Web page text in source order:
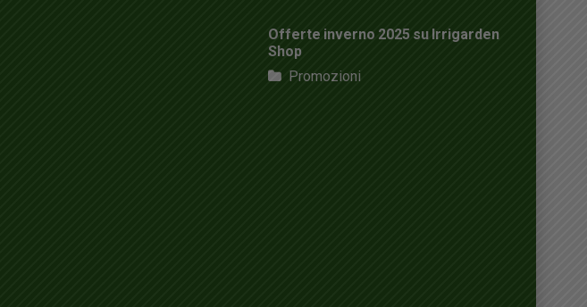
Offerte inverno 2025 su Irrigarden
Shop
Promozioni